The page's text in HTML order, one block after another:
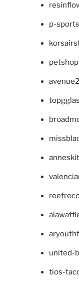
p-
united-
tios-